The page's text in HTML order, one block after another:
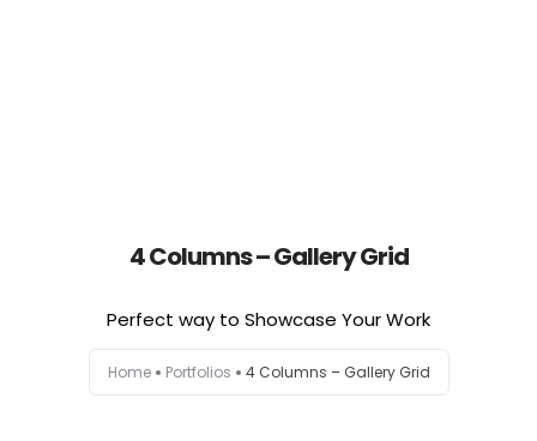
4 Columns – Gallery Grid
Perfect way to Showcase Your Work
Home Portfolios 4 Columns – Gallery Grid